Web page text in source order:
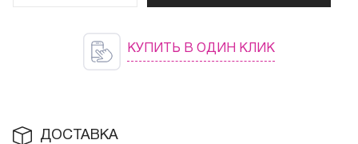
КУПИТЬ В ОДИН КЛИК
ДОСТАВКА